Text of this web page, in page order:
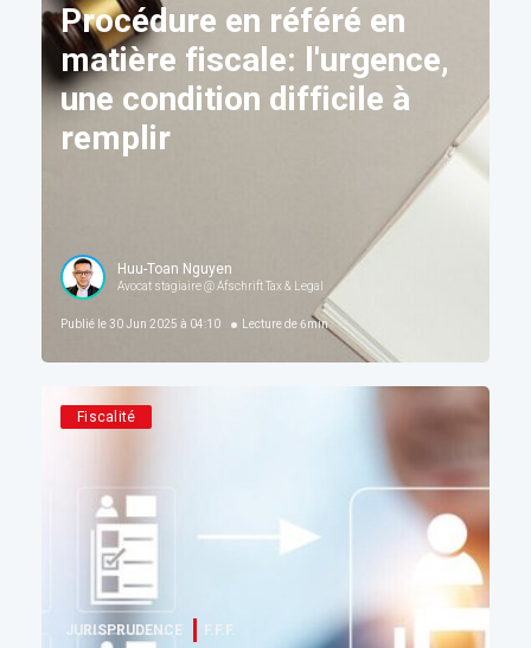
Procédure en référé en
matière fiscale: l'urgence,
une condition difficile à
remplir
Huu-Toan Nguyen
Avocat stagiaire @ Afschrift Tax & Legal
Publié le30 Jun 2025 à 04:10 Lecture de 6min
Fiscalité
JURISPRUDENCE F.F.F.